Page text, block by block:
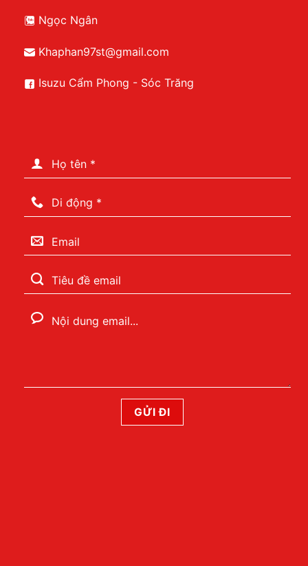
Ngọc Ngân
Khaphan97st@gmail.com
Isuzu Cẩm Phong - Sóc Trăng